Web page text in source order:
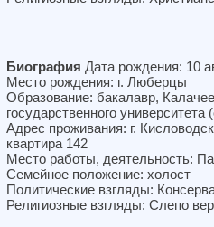
Биография Дата рождения: 10
Место рождения: г. Люберцы
Образование: бакалавр,
государственного
Адрес проживания: г.
квартира 142
Место работы, деятельность:
Семейное положение: холост
Политические взгляды:
Религиозные взгляды: Слепо